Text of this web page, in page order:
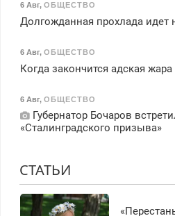
6 Авг, ОБЩЕСТВО
Долгожданная прохлада идет
6 Авг, ОБЩЕСТВО
Когда закончится адская
6 Авг, ОБЩЕСТВО
Губернатор Бочаров
«Сталинградского призыва»
СТАТЬИ